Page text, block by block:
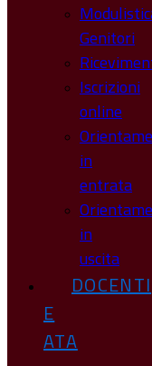
Genitori
Iscrizioni
online
in
entrata
in
uscita
DOCENTI
E
ATA